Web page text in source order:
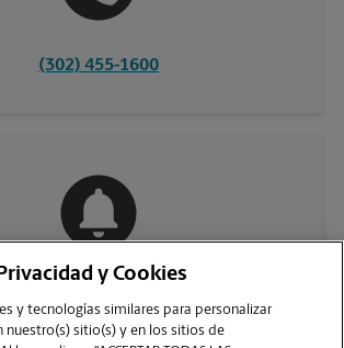
(302) 455-1600
y Cookies
y tecnologías similares para personalizar
nuestro(s) sitio(s) y en los sitios de